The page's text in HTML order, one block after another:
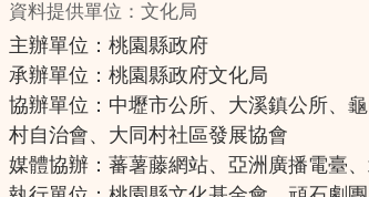
資料提供單位：文化局
主辦單位：桃園縣政府
承辦單位：桃園縣政府文化局
協辦單位：中壢市公所、大溪鎮公所、
村自治會、大同村社區發展協會
媒體協辦：蕃薯藤網站、亞洲廣播電臺